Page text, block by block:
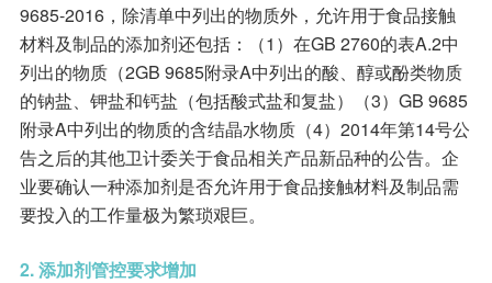
9685-2016，除清单中列出的物质外，允许用于食品接触
材料及制品的添加剂还包括：（1）在GB 2760的表A.2中
列出的物质（2GB 9685附录A中列出的酸、醇或酚类物质
的钠盐、钾盐和钙盐（包括酸式盐和复盐）（3）GB 9685
附录A中列出的物质的含结晶水物质（4）2014年第14号公
告之后的其他卫计委关于食品相关产品新品种的公告。企
业要确认一种添加剂是否允许用于食品接触材料及制品需
要投入的工作量极为繁琐艰巨。
2. 添加剂管控要求增加